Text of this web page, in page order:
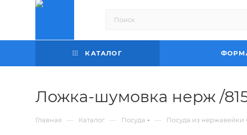
КАТАЛОГ
Ложка-шумовка нерж /
Главная — Каталог — Посуда — Посуда из нержавейки